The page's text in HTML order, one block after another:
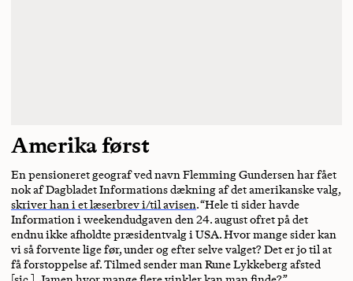
Amerika først
En pensioneret geograf ved navn Flemming Gundersen har fået
nok af Dagbladet Informations dækning af det amerikanske valg,
skriver han i et læserbrev i/til avisen. “Hele ti sider havde
Information i weekendudgaven den 24. august ofret på det
endnu ikke afholdte præsidentvalg i USA. Hvor mange sider kan
vi så forvente lige før, under og efter selve valget? Det er jo til at
få forstoppelse af. Tilmed sender man Rune Lykkeberg afsted